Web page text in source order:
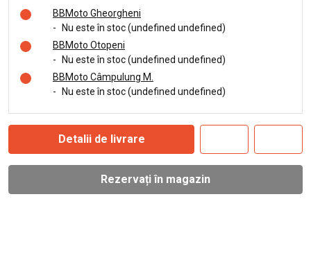
BBMoto Gheorgheni
-
Nu este în stoc (undefined undefined)
BBMoto Otopeni
-
Nu este în stoc (undefined undefined)
BBMoto Câmpulung M.
-
Nu este în stoc (undefined undefined)
Detalii de livrare
Rezervați în magazin